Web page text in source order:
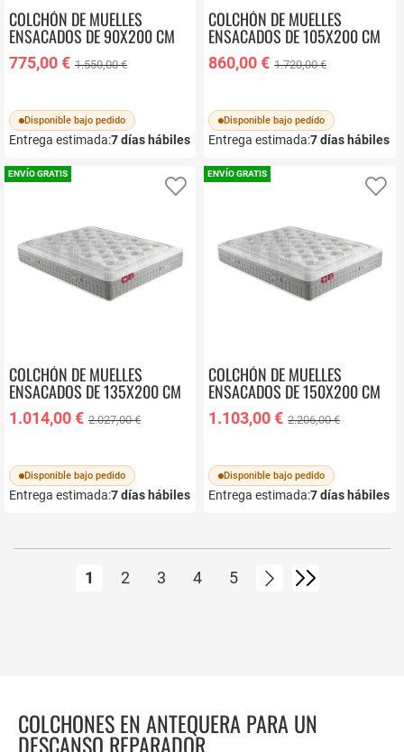
COLCHÓN DE MUELLES
ENSACADOS DE 90X200 CM
PIKOLIN SLEEP CM11868
775,00 € 1.550,00 €
Disponible bajo pedido
Entrega estimada:7días hábiles
COLCHÓN DE MUELLES
ENSACADOS DE 105X200 CM
PIKOLIN SLEEP CM11868
860,00 € 1.720,00 €
Disponible bajo pedido
Entrega estimada:7días hábiles
ENVÍO GRATIS
Añadir a favoritos
COLCHÓN DE MUELLES
ENSACADOS DE 135X200 CM
PIKOLIN SLEEP CM11868
1.014,00 € 2.027,00 €
Disponible bajo pedido
Entrega estimada:7días hábiles
ENVÍO GRATIS
COLCHÓN DE MUELLES
ENSACADOS DE 150X200 CM
PIKOLIN SLEEP CM11868
1.103,00 € 2.206,00 €
Disponible bajo pedido
Entrega estimada:7días hábiles
Actualmente estás leyendo página
1 Página
2 Página
3 Página
4 Página
5 Página
Siguiente
Página
COLCHONES EN ANTEQUERA PARA UN
DESCANSO REPARADOR